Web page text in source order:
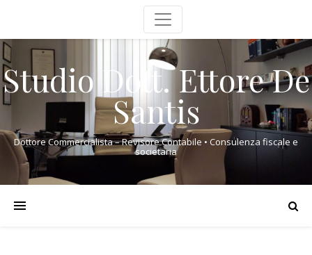
Studio Dott. Ettore De
Santis
Dottore Commercialista – Revisore Contabile • Consulenza fiscale e
societaria